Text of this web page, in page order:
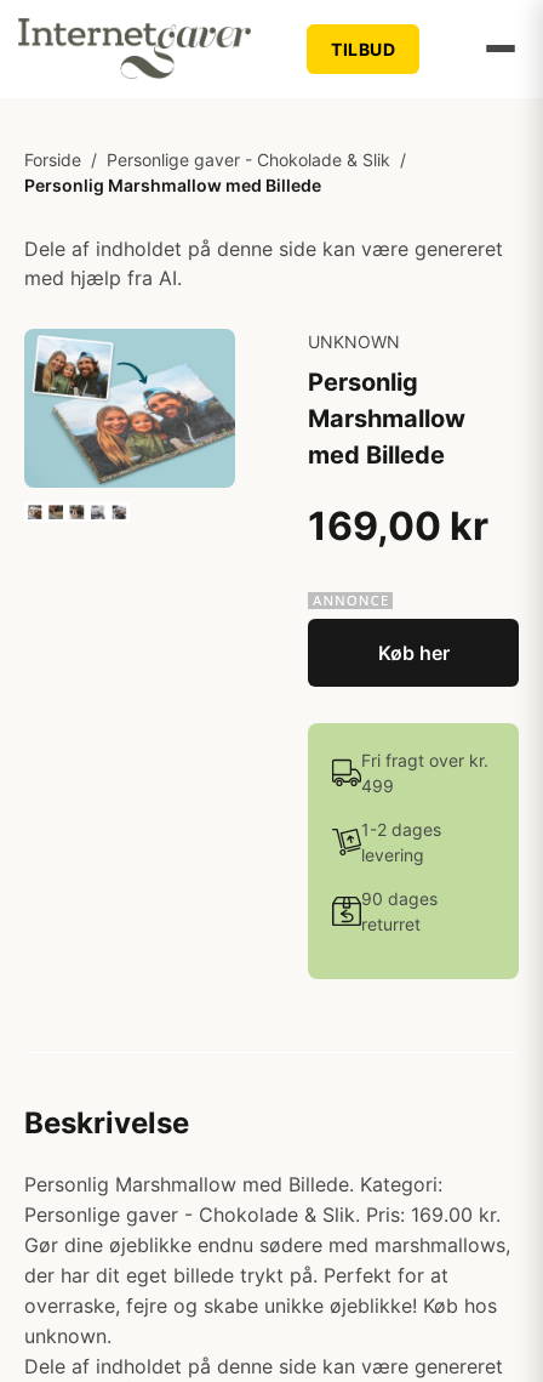
TILBUD
Forside / Personlige gaver - Chokolade & Slik /
Personlig Marshmallow med Billede
Dele af indholdet på denne side kan være genereret
med hjælp fra AI.
UNKNOWN
Personlig
Marshmallow
med Billede
169,00 kr
Køb her
Fri fragt over kr.
499
1-2 dages
levering
90 dages
returret
Beskrivelse
Personlig Marshmallow med Billede. Kategori:
Personlige gaver - Chokolade & Slik. Pris: 169.00 kr.
Gør dine øjeblikke endnu sødere med marshmallows,
der har dit eget billede trykt på. Perfekt for at
overraske, fejre og skabe unikke øjeblikke! Køb hos
unknown.
Dele af indholdet på denne side kan være genereret